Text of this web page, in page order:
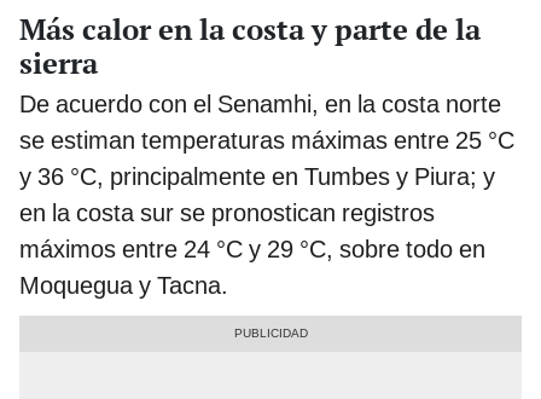
Más calor en la costa y parte de la
sierra
De acuerdo con el Senamhi, en la costa norte
se estiman temperaturas máximas entre 25 °C
y 36 °C, principalmente en Tumbes y Piura; y
en la costa sur se pronostican registros
máximos entre 24 °C y 29 °C, sobre todo en
Moquegua y Tacna.